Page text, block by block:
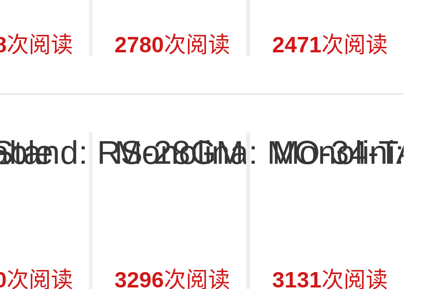
次阅读 2780次阅读 2471次阅读
RS-28GM
次阅读
Monolina: MO-34-TA
3296次阅读
Monolini:
3131次阅读